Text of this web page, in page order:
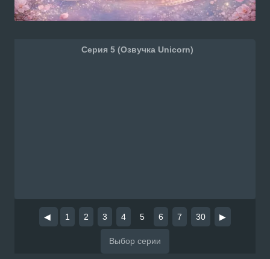
Серия 5 (Озвучка Unicorn)
◀ 1 2 3 4 5 6 7 30 ▶